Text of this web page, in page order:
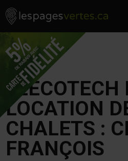
Skip to content
Les Pages Vertes - Go to homepage
FLÉCOTECH
LOCATION
CHALETS :
FRANÇOIS